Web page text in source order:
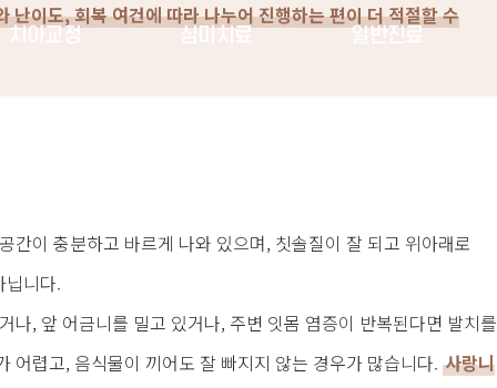
난이도, 회복 여건에 따라 나누어 진행하는 편이 더 적절할 수
간이 충분하고 바르게 나와 있으며, 칫솔질이 잘 되고 위아래로
닙니다.
나, 앞 어금니를 밀고 있거나, 주변 잇몸 염증이 반복된다면 발치를
어렵고, 음식물이 끼어도 잘 빠지지 않는 경우가 많습니다. 사랑니